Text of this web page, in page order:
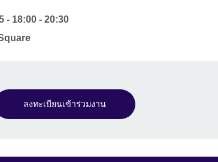
- 18:00 -20:30
ลงทะเบียนเข้าร่วมงาน